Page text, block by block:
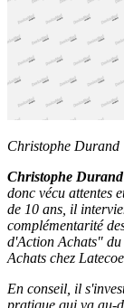
Christophe Durand
Christophe Durand
donc vécu attentes
de 10 ans, il
complémentarité
d'Action Achats"
Achats chez
En conseil, il